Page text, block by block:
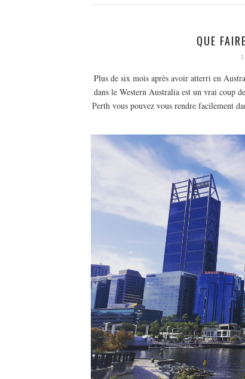
QUE
Plus de six mois après avoir atterri en
dans le Western Australia est un vrai coup
Perth vous pouvez vous rendre facilement